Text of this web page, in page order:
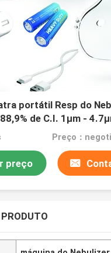
portátil Resp do
de C.I. 1μm -
Preço：
preço